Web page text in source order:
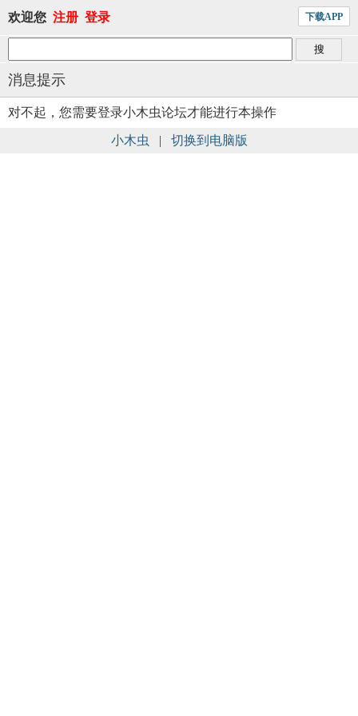
欢迎您 注册 登录 下载APP
消息提示
对不起，您需要登录小木虫论坛才能进行本操作
小木虫 | 切换到电脑版